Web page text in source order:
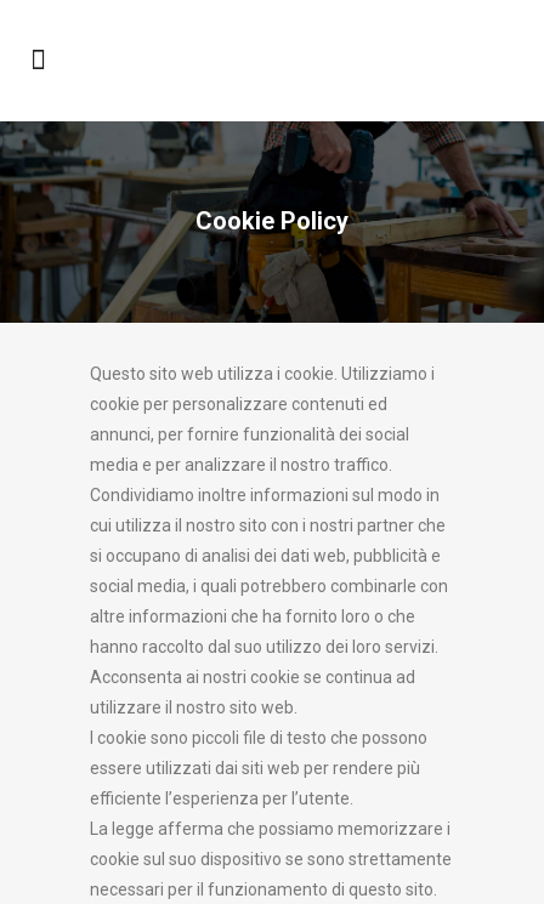
Cookie Policy
Questo sito web utilizza i cookie. Utilizziamo i
cookie per personalizzare contenuti ed
annunci, per fornire funzionalità dei social
media e per analizzare il nostro traffico.
Condividiamo inoltre informazioni sul modo in
cui utilizza il nostro sito con i nostri partner che
si occupano di analisi dei dati web, pubblicità e
social media, i quali potrebbero combinarle con
altre informazioni che ha fornito loro o che
hanno raccolto dal suo utilizzo dei loro servizi.
Acconsenta ai nostri cookie se continua ad
utilizzare il nostro sito web.
I cookie sono piccoli file di testo che possono
essere utilizzati dai siti web per rendere più
efficiente l’esperienza per l’utente.
La legge afferma che possiamo memorizzare i
cookie sul suo dispositivo se sono strettamente
necessari per il funzionamento di questo sito.